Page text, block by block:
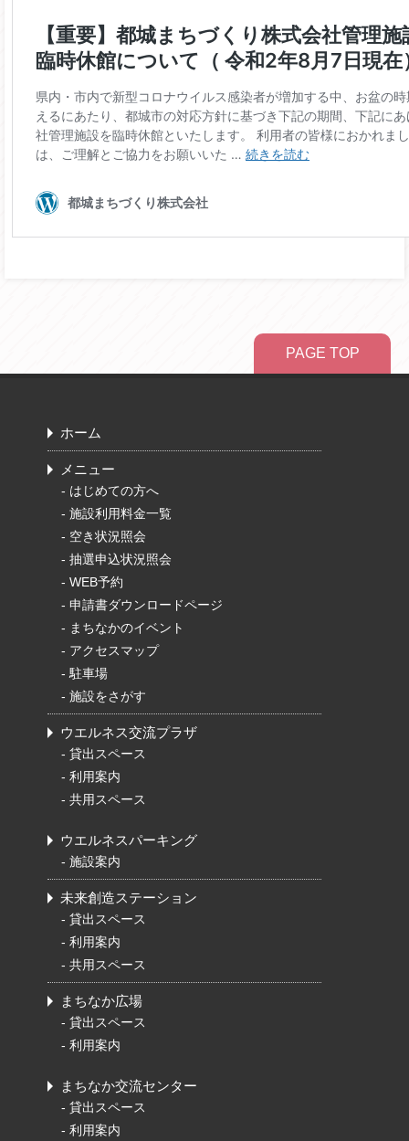
PAGE TOP
ホーム
メニュー
- はじめての方へ
- 施設利用料金一覧
- 空き状況照会
- 抽選申込状況照会
- WEB予約
- 申請書ダウンロードページ
- まちなかのイベント
- アクセスマップ
- 駐車場
- 施設をさがす
ウエルネス交流プラザ
- 貸出スペース
- 利用案内
- 共用スペース
ウエルネスパーキング
- 施設案内
未来創造ステーション
- 貸出スペース
- 利用案内
- 共用スペース
まちなか広場
- 貸出スペース
- 利用案内
まちなか交流センター
- 貸出スペース
- 利用案内